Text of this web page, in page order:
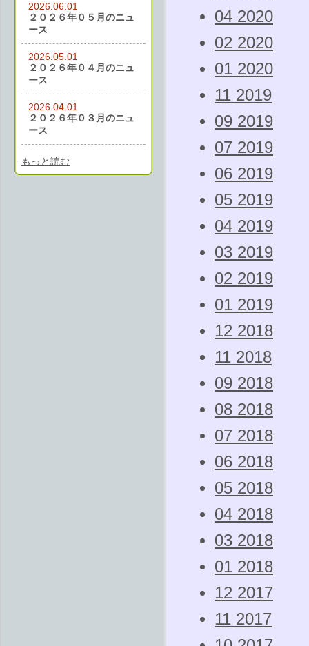
2026.06.01
２０２６年０５月のニュ
ース
2026.05.01
２０２６年０４月のニュ
ース
2026.04.01
２０２６年０３月のニュ
ース
もっと読む
04 2020
02 2020
01 2020
11 2019
09 2019
07 2019
06 2019
05 2019
04 2019
03 2019
02 2019
01 2019
12 2018
11 2018
09 2018
08 2018
07 2018
06 2018
05 2018
04 2018
03 2018
01 2018
12 2017
11 2017